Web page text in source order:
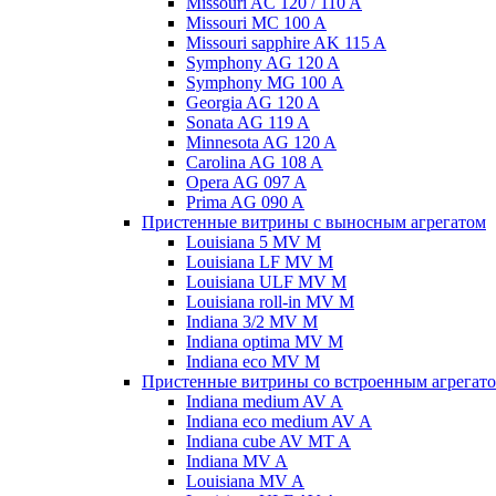
Missouri MC 100 A
Missouri sapphire AK 115 A
Symphony AG 120 A
Symphony MG 100 А
Georgia AG 120 A
Sonata AG 119 A
Minnesota AG 120 A
Carolina AG 108 A
Opera AG 097 A
Prima AG 090 A
Пристенные витрины с выносным агрегатом
Louisiana 5 MV M
Louisiana LF MV M
Louisiana ULF MV M
Louisiana roll-in MV M
Indiana 3/2 MV M
Indiana optima MV M
Indiana eco MV M
Пристенные витрины со встроенным
Indiana medium AV A
Indiana eco medium AV A
Indiana cube AV MT A
Indiana MV A
Louisiana MV A